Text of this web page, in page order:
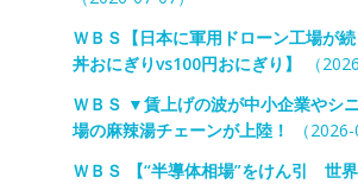
ＷＢＳ【日本に軍用ドローン工場が
丼おにぎりvs100円おにぎり】
（
ＷＢＳ ▼賃上げの波が中小企業やシ
場の麻辣湯チェーンが上陸！
（2026-
ＷＢＳ 【“半導体相場”をけん引 世